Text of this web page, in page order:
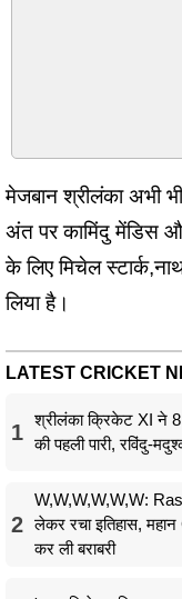
मेजबान श्रीलंका अभी
अंत पर कामिंदु मेंडिस
के लिए मिचेल
लिया है।
LATEST CRICKET
1
श्रीलंका क्रिकेट XI ने 8
की पहली पारी, रविंदु-
2
W,W,W,W,W,W:
लेकर रचा इतिहास,
कर ली बराबरी